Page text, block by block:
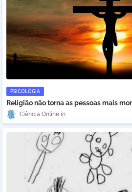
PSICOLOGIA
Religião não torna as pessoas mais
Ciência Online